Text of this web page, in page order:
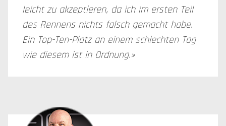
leicht zu akzeptieren, da ich im ersten Teil
des Rennens nichts falsch gemacht habe.
Ein Top-Ten-Platz an einem schlechten Tag
wie diesem ist in Ordnung.»